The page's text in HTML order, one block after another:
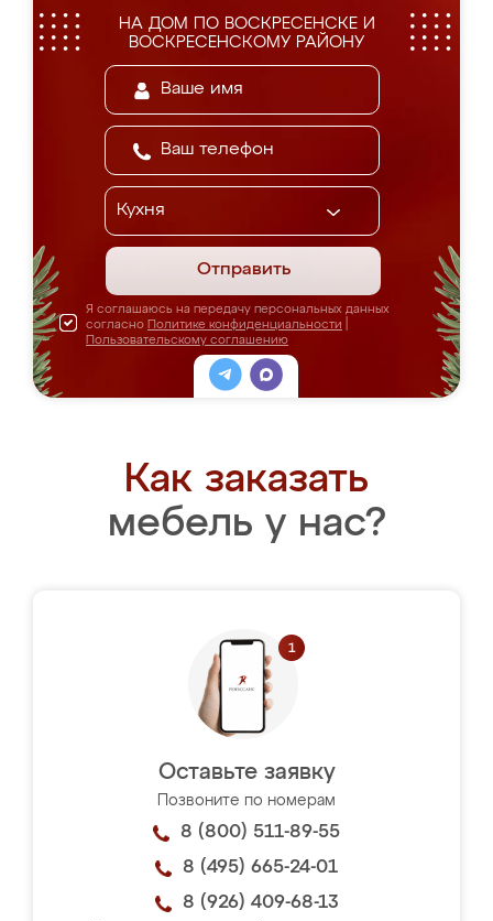
НА ДОМ ПО ВОСКРЕСЕНСКЕ И
ВОСКРЕСЕНСКОМУ РАЙОНУ
Отправить
Я соглашаюсь на передачу персональных данных
согласно Политике конфиденциальности
Пользовательскому соглашению
Как заказать
мебель у нас?
Оставьте заявку
Позвоните по номерам
8 (800) 511-89-55
8 (495) 665-24-01
8 (926) 409-68-13